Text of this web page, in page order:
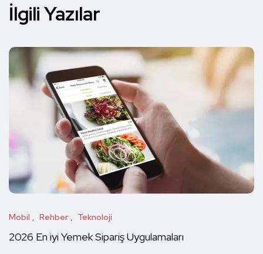
İlgili Yazılar
Mobil Rehber Teknoloji
2026 En iyi Yemek Sipariş Uygulamaları